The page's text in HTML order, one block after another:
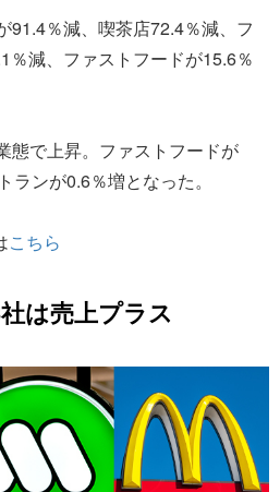
91.4％減、喫茶店72.4％減、フ
％減、ファストフードが15.6％
態で上昇。ファストフードが
ンが0.6％増となった。
こちら
は売上プラス